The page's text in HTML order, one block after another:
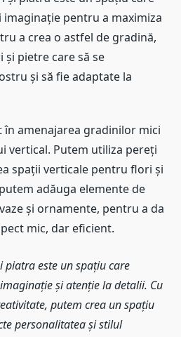
imaginație pentru a maximiza
a crea o astfel de gradină,
pietre care să se
și să fie adaptate la
amenajarea gradinilor mici
vertical. Putem utiliza pereți
spații verticale pentru flori și
adăuga elemente de
și ornamente, pentru a da
mic, dar eficient.
piatra este un spațiu care
și atenție la detalii. Cu
putem crea un spațiu
personalitatea și stilul